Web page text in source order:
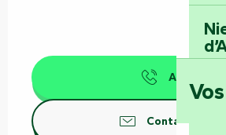
Appeler
Contactez-